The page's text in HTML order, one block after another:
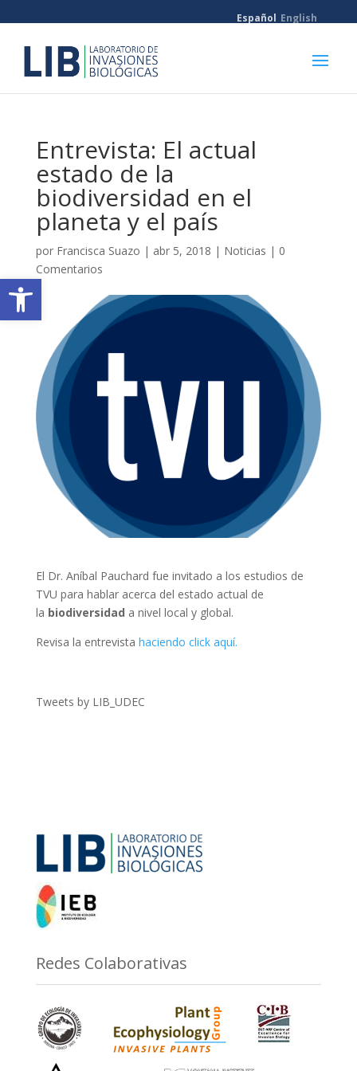
Abrir barra de herramientas
Español English
Entrevista: El actual
estado de la
biodiversidad en el
planeta y el país
por Francisca Suazo | abr 5, 2018 | Noticias | 0
Comentarios
El Dr. Aníbal Pauchard fue invitado a los estudios de
TVU para hablar acerca del estado actual de
la biodiversidad a nivel local y global.
Revisa la entrevista haciendo click aquí.
Tweets by LIB_UDEC
Redes Colaborativas